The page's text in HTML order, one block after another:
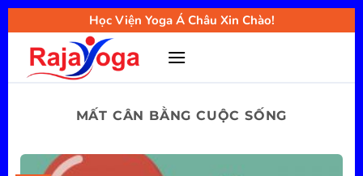
Bỏ
qua
nội
Học Viện Yoga Á Châu Xin Chào!
MẤT CÂN BẰNG CUỘC SỐNG